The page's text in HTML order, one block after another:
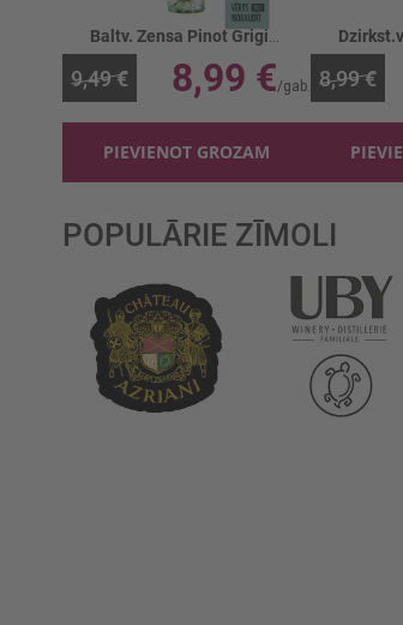
Baltv. Zensa Pinot Grigio Organic 12.5%
9,49 € 8,99 €
PIEVIENOT GROZAM
8,99 €
POPULĀRIE ZĪMOLI